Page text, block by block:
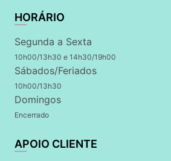
HORÁRIO
Segunda a Sexta
10h00/13h30 e 14h30/19h00
Sábados/Feriados
10h00/13h30
Domingos
Encerrado
APOIO CLIENTE